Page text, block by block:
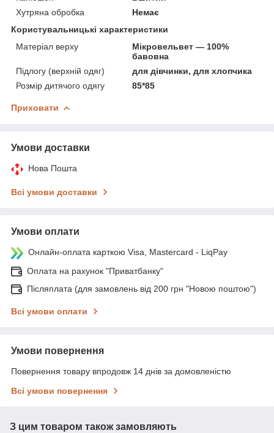
Хутряна обробка
Немає
Користувальницькі характеристики
Матеріал верху
Мікровельвет — 100%
бавовна
Підлогу (верхній одяг)
для дівчинки, для хлопчика
Розмір дитячого одягу
85*85
Приховати
Умови доставки
Нова Пошта
Всі умови доставки
Умови оплати
Онлайн-оплата карткою Visa, Mastercard - LiqPay
Оплата на рахунок "Приватбанку"
Післяплата (для замовлень від 200 грн "Новою поштою")
Всі умови оплати
Умови повернення
Повернення товару впродовж 14 днів за домовленістю
Всі умови повернення
З цим товаром також замовляють